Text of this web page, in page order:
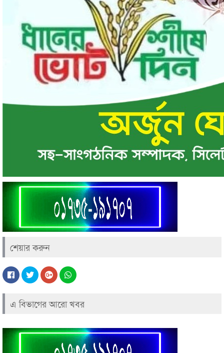
শেয়ার করুন
এ বিভাগের আরো খবর